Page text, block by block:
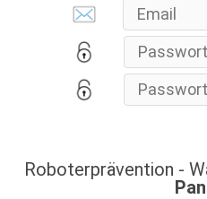
Roboterprävention -